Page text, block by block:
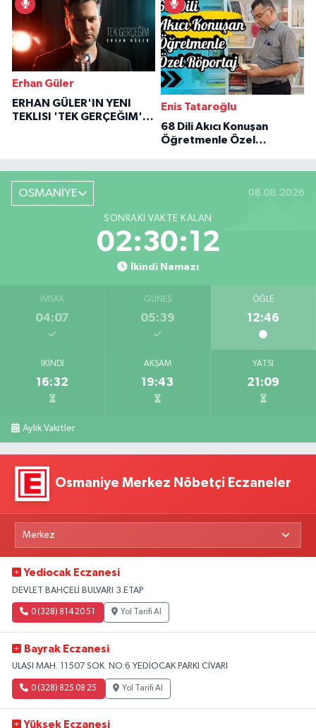
Erhan Güler
ERHAN GÜLER'IN YENI
TEKLISI 'TEK GERÇEĞIM'LE
Enis Tataroğlu
68 Dili Akıcı Konuşan
Öğretmenle Özel
OSMANİYE 08.08.2026
SONRAKI VAKTE KALAN
02:30:11
İkindi Namazı
İMSAK
04:07
GÜNEŞ
05:39
ÖĞLE
12:46
İKINDI
16:32
AKŞAM
19:43
YATSI
21:09
Aylık Vakitler
Osmaniye Merkez Nöbetçi Eczaneler
Yediocak Eczanesi
DEVLET BAHÇELİ BULVARI 3.ETAP
0 (328) 814 20 51 Yol Tarifi Al
Bayrak Eczanesi
ULAŞI MAH. 11507 SOK. NO:6 YEDİOCAK PARKI CİVARI
0 (328) 825 08 25 Yol Tarifi Al
Yüksek Eczanesi